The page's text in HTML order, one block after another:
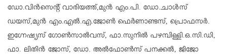
ഡോ.വിൻസെന്റ് വാരിയത്ത്‌,മുൻ എം.പി. ഡോ.ചാൾസ്
ഡയസ്,മുൻ എം.എൽ.എ.ജോൺ ഫെർണാണ്ടസ്, പ്രൊഫസർ.
ഇഗ്നേഷ്യസ് ഗോൺസാൽവസ്, ഫാ.സുനിൽ പഴമ്പിള്ളി.ഒ.സി.ഡി,
ഫാ. ലിതിൻ ജോസ്, ഡോ. അൽഫോൺസ് പനക്കൽ, ജിജോ